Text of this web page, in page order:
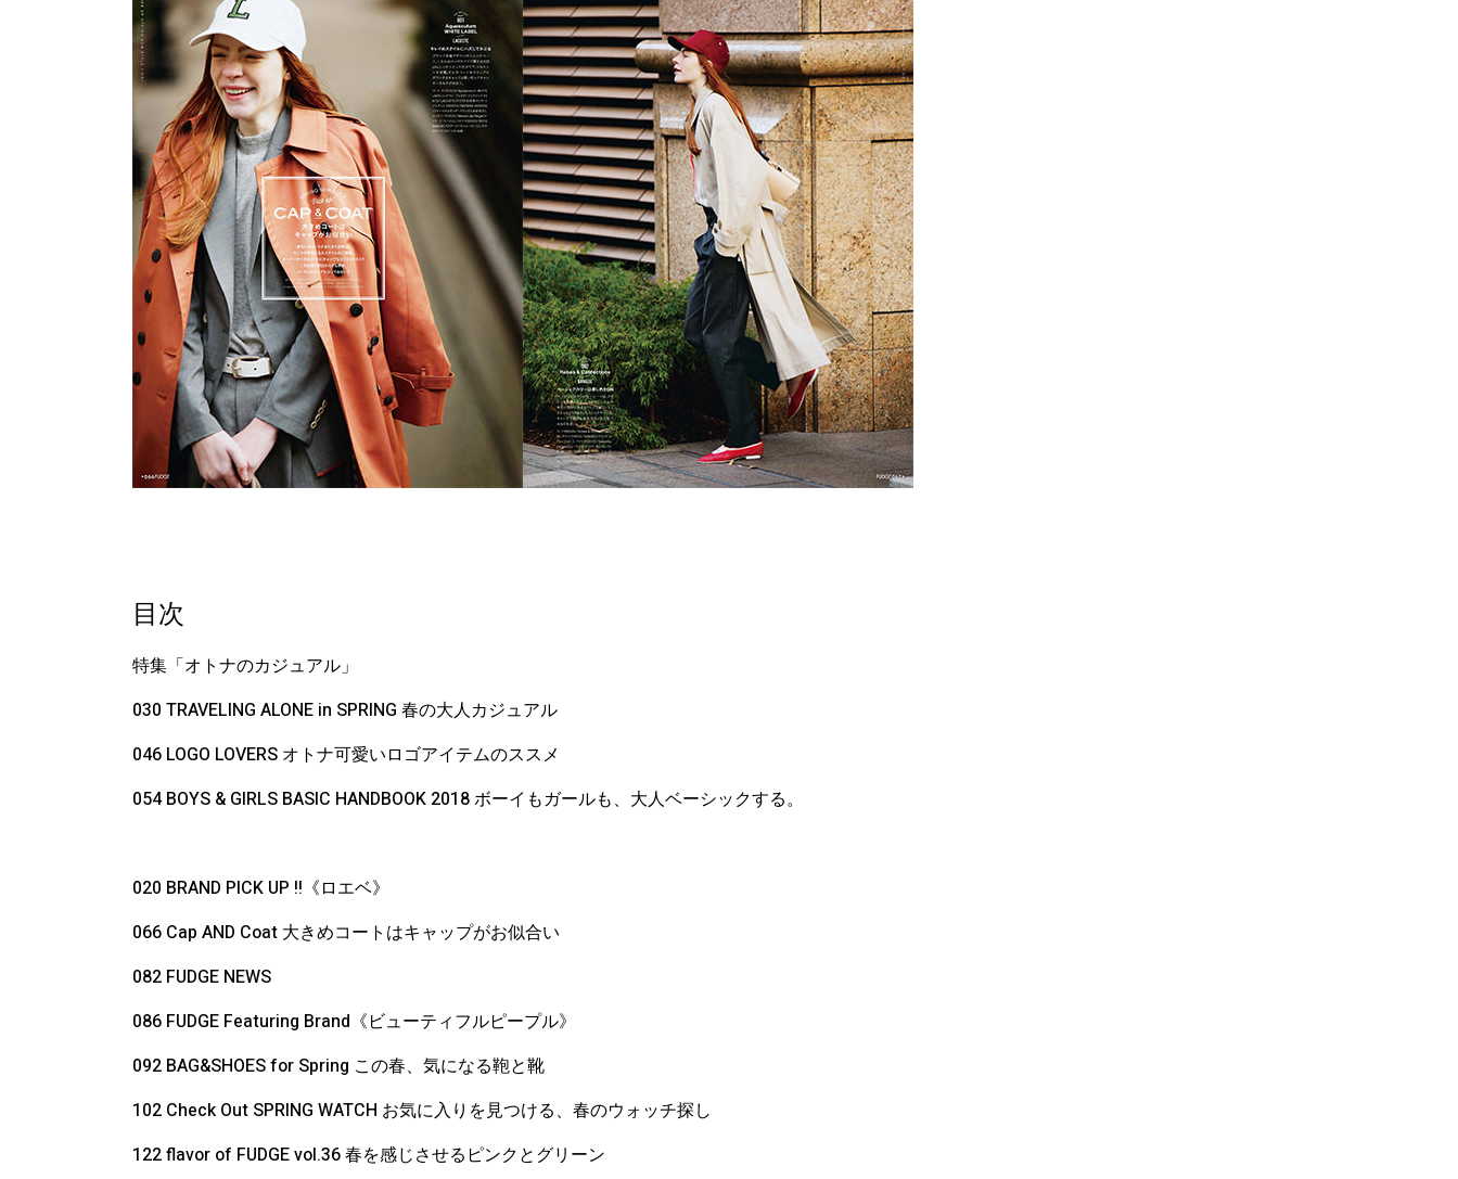
目次
特集「オトナのカジュアル」
030 TRAVELING ALONE in SPRING 春の大人カジュアル
046 LOGO LOVERS オトナ可愛いロゴアイテムのススメ
054 BOYS & GIRLS BASIC HANDBOOK 2018 ボーイもガールも、大人ベーシックする。
020 BRAND PICK UP !!《ロエベ》
066 Cap AND Coat 大きめコートはキャップがお似合い
082 FUDGE NEWS
086 FUDGE Featuring Brand《ビューティフルピープル》
092 BAG&SHOES for Spring この春、気になる鞄と靴
102 Check Out SPRING WATCH お気に入りを見つける、春のウォッチ探し
122 flavor of FUDGE vol.36 春を感じさせるピンクとグリーン